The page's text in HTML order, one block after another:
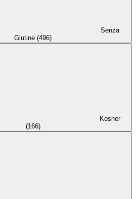
Senza
Glutine (496)
Kosher
(166)